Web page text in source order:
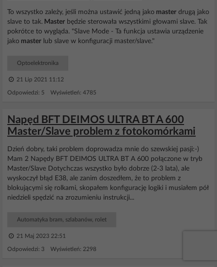
To wszystko zależy, jeśli można ustawić jedną jako master drugą jako
slave to tak. Master będzie sterowała wszystkimi głowami slave. Tak
pokrótce to wygląda. "Slave Mode - Ta funkcja ustawia urządzenie
jako master lub slave w konfiguracji master/slave."
Optoelektronika
21 Lip 2021 11:12
Odpowiedzi: 5 Wyświetleń: 4785
Napęd BFT DEIMOS ULTRA BT A 600
Master/Slave problem z fotokomórkami
Dzień dobry, taki problem doprowadza mnie do szewskiej pasji:-)
Mam 2 Napędy BFT DEIMOS ULTRA BT A 600 połączone w tryb
Master/Slave Dotychczas wszystko było dobrze (2-3 lata), ale
wyskoczył błąd E38, ale zanim doszedłem, że to problem z
blokującymi się rolkami, skopałem konfigurację logiki i musiałem pół
niedzieli spędzić na zrozumieniu instrukcji...
Automatyka bram, szlabanów, rolet
21 Maj 2023 22:51
Odpowiedzi: 3 Wyświetleń: 2298